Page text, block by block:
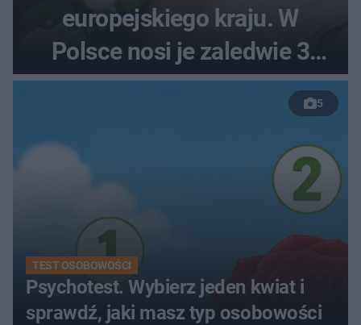
europejskiego kraju. W
Polsce nosi je zaledwie 3
kobiety
5
TEST OSOBOWOŚCI
Psychotest. Wybierz jeden kwiat i
sprawdź, jaki masz typ osobowości